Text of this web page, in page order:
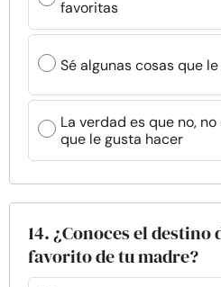
favoritas
Sé algunas cosas que
La verdad es que no,
que le gusta hacer
14. ¿Conoces el destino
favorito de tu madre?